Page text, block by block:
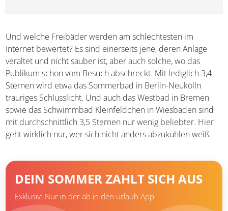
Und welche Freibäder werden am schlechtesten im
Internet bewertet? Es sind einerseits jene, deren Anlage
veraltet und nicht sauber ist, aber auch solche, wo das
Publikum schon vom Besuch abschreckt. Mit lediglich 3,4
Sternen wird etwa das Sommerbad in Berlin-Neukölln
trauriges Schlusslicht. Und auch das Westbad in Bremen
sowie das Schwimmbad Kleinfeldchen in Wiesbaden sind
mit durchschnittlich 3,5 Sternen nur wenig beliebter. Hier
geht wirklich nur, wer sich nicht anders abzukühlen weiß.
DEIN SOMMER ZAHLT SICH AUS
Exklusiv: Nur in der ab in den urlaub App